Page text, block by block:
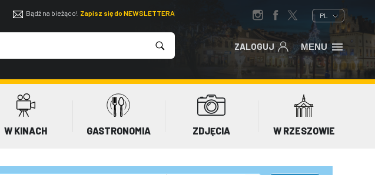
Bądź na bieżąco! Zapisz się do NEWSLETTERA PL
ZALOGUJ MENU
W KINACH GASTRONOMIA ZDJĘCIA W RZESZOWIE